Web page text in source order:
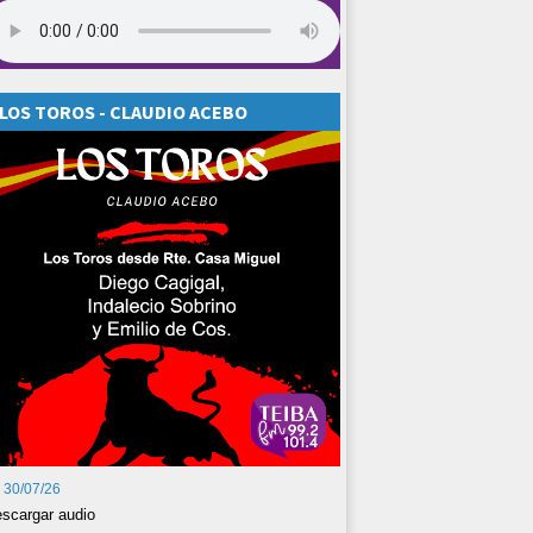
LOS TOROS - CLAUDIO ACEBO
30/07/26
audio